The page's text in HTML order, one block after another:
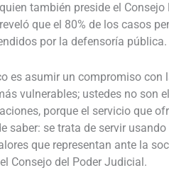
también preside el Consejo
que el 80% de los casos
por la defensoría pública.
es asumir un compromiso con
vulnerables; ustedes no son
porque el servicio que
saber: se trata de servir usando
que representan ante la
Consejo del Poder Judicial.